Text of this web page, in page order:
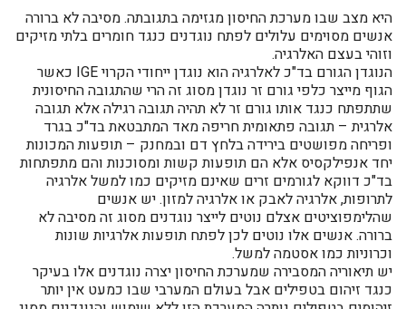
היא מצב שבו מערכת החיסון מגזימה בתגובתה. מסיבה לא ברורה
אנשים מסוימים עלולים לפתח נוגדנים כנגד חומרים בלתי מזיקים
וזוהי בעצם האלרגיה.
הנוגדן הגורם בד"כ לאלרגיה הוא נוגדן ייחודי הקרוי IGE כאשר
הגוף מייצר כלפי גורם זר נוגדן מסוג זה הרי שהתגובה החיסונית
שתתפתח כנגד אותו גורם זר לא תהיה תגובה רגילה אלא תגובה
אלרגית – תגובה פתאומית חריפה מאד המתבטאת בד"כ בגרד
ופריחה מפושטים בירידה בלחץ דם ובמחנק – תופעות המכונות
יחד אנפילקסיס אלא הם תופעות קשות ומסוכנות והם מתפתחות
בד"כ דווקא לגורמים זרים שאינם מזיקים כמו למשל אלרגיה
לתרופות, אלרגיה לאבק או אלרגיה למזון. יש אנשים
שהלימפוציטים אצלם נוטים לייצר נוגדנים מסוג זה מסיבה לא
ברורה. אנשים אלו נוטים לכן לפתח תופעות אלרגיות שונות
וכרוניות כמו אסטמה למשל.
יש תיאוריה המסבירה שמערכת החיסון יצרה נוגדנים אלו בעיקר
כנגד זיהום בטפילים אבל בעולם המערבי שבו כמעט אין יותר